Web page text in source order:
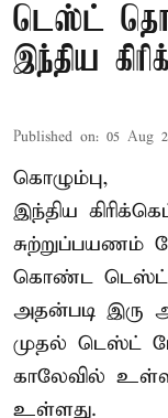
டெஸ்ட்
இந்திய
Published on: 05 Aug
கொழும்பு,
இந்திய
சுற்றுப்பயணம்
கொண்ட டெஸ்ட்
அதன்படி இரு
முதல் டெஸ்ட்
காலேவில்
உள்ளது.